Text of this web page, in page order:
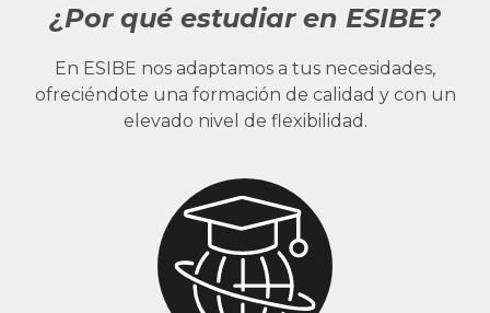
¿Por qué estudiar en ESIBE?
En ESIBE nos adaptamos a tus necesidades,
ofreciéndote una formación de calidad y con un
elevado nivel de flexibilidad.